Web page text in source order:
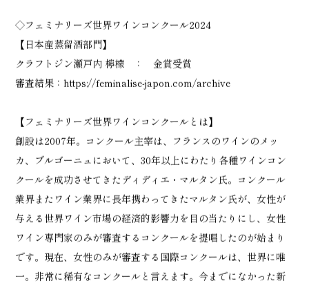
◇フェミナリーズ世界ワインコンクール2024
【日本産蒸留酒部門】
クラフトジン瀬戸内 檸檬 ： 金賞受賞
審査結果： https://feminalise-japon.com/archive
【フェミナリーズ世界ワインコンクールとは】
創設は2007年。コンクール主宰は、フランスのワインのメッ
カ、ブルゴーニュにおいて、30年以上にわたり各種ワインコン
クールを成功させてきたディディエ・マルタン氏。コンクール
業界またワイン業界に長年携わってきたマルタン氏が、女性が
与える世界ワイン市場の経済的影響力を目の当たりにし、女性
ワイン専門家のみが審査するコンクールを提唱したのが始まり
です。現在、女性のみが審査する国際コンクールは、世界に唯
一。非常に稀有なコンクールと言えます。今までになかった新